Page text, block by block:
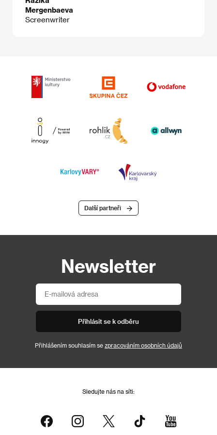
Mergenbaeva
Screenwriter
Další partneři
Newsletter
Přihlásit se k odběru
Přihlášením souhlasím se zpracováním osobních údajů
Sledujte nás na síti: